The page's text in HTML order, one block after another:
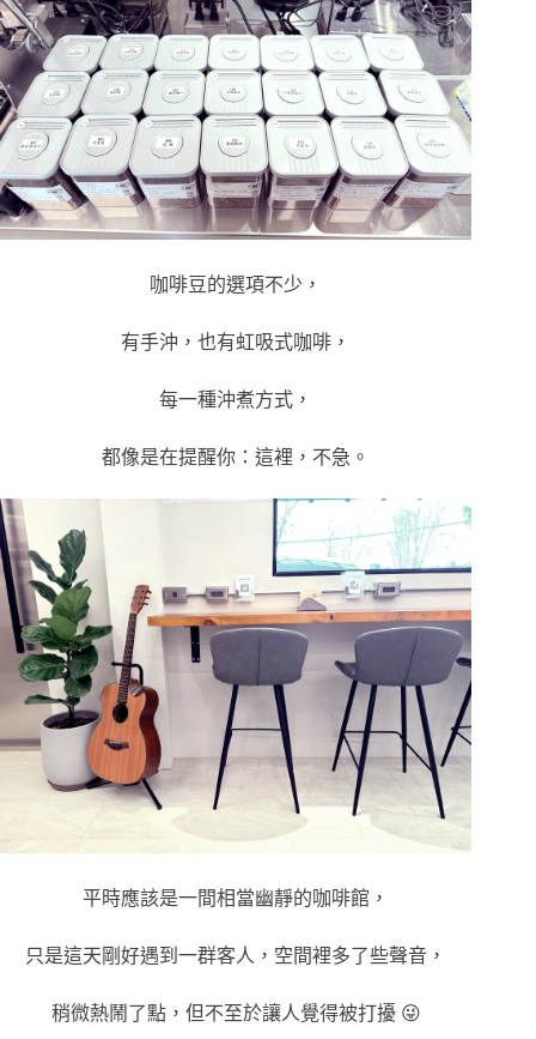
咖啡豆的選項不少，
有手沖，也有虹吸式咖啡，
每一種沖煮方式，
都像是在提醒你：這裡，不急。
平時應該是一間相當幽靜的咖啡館，
只是這天剛好遇到一群客人，空間裡多了些聲音，
稍微熱鬧了點，但不至於讓人覺得被打擾 😜